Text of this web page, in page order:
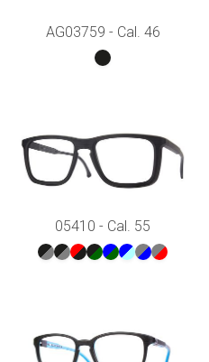
AG03759 - Cal. 46
05410 - Cal. 55